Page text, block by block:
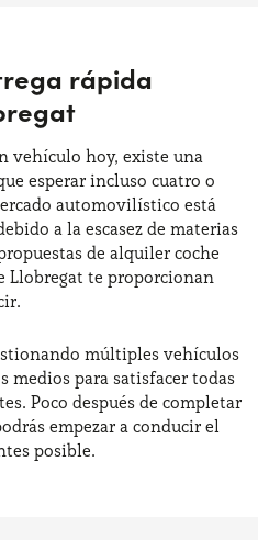
rápida
vehículo hoy, existe una
esperar incluso cuatro o
automovilístico está
a la escasez de materias
de alquiler coche
Llobregat te proporcionan
múltiples vehículos
para satisfacer todas
Poco después de completar
empezar a conducir el
posible.